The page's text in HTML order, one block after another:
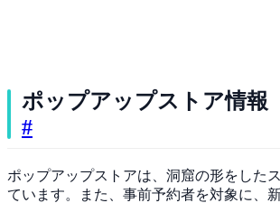
ポップアップストア情報
#
ポップアップストアは、洞窟の形をした
ています。また、事前予約者を対象に、